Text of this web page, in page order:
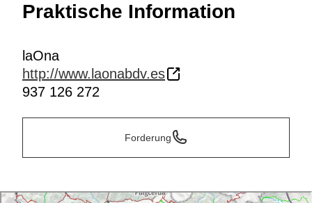
Praktische Information
laOna
http://www.laonabdv.es
937 126 272
Forderung